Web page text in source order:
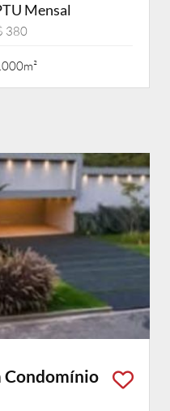
Mensal
380
Condomínio